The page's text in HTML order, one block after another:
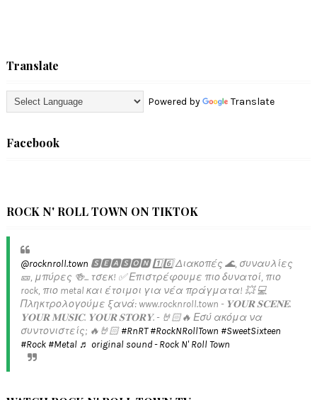
Translate
Powered by Translate
Facebook
ROCK N' ROLL TOWN ON TIKTOK
@rocknroll.town 🆂🅴🅰🆂🅾🅽 1️⃣6️⃣ Διακοπές 🌊, συναυλίες
🎫, μπύρες 🍻... τσεκ! ✅️ Επιστρέφουμε πιο δυνατοί, πιο
rock, πιο metal και έτοιμοι για νέα πράγματα! 💥 💻
Πληκτρολογούμε ξανά: www.rocknroll.town - 𝐘𝐎𝐔𝐑 𝐒𝐂𝐄𝐍𝐄.
𝐘𝐎𝐔𝐑 𝐌𝐔𝐒𝐈𝐂. 𝐘𝐎𝐔𝐑 𝐒𝐓𝐎𝐑𝐘. - 🤘🏻🔥 Εσύ ακόμα να
συντονιστείς; 🔥🤘🏻#RnRT #RockNRollTown #SweetSixteen
#Rock #Metal ♬ original sound - Rock N' Roll Town